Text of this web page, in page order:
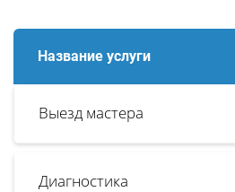
Название услуги
Выезд мастера
Диагностика